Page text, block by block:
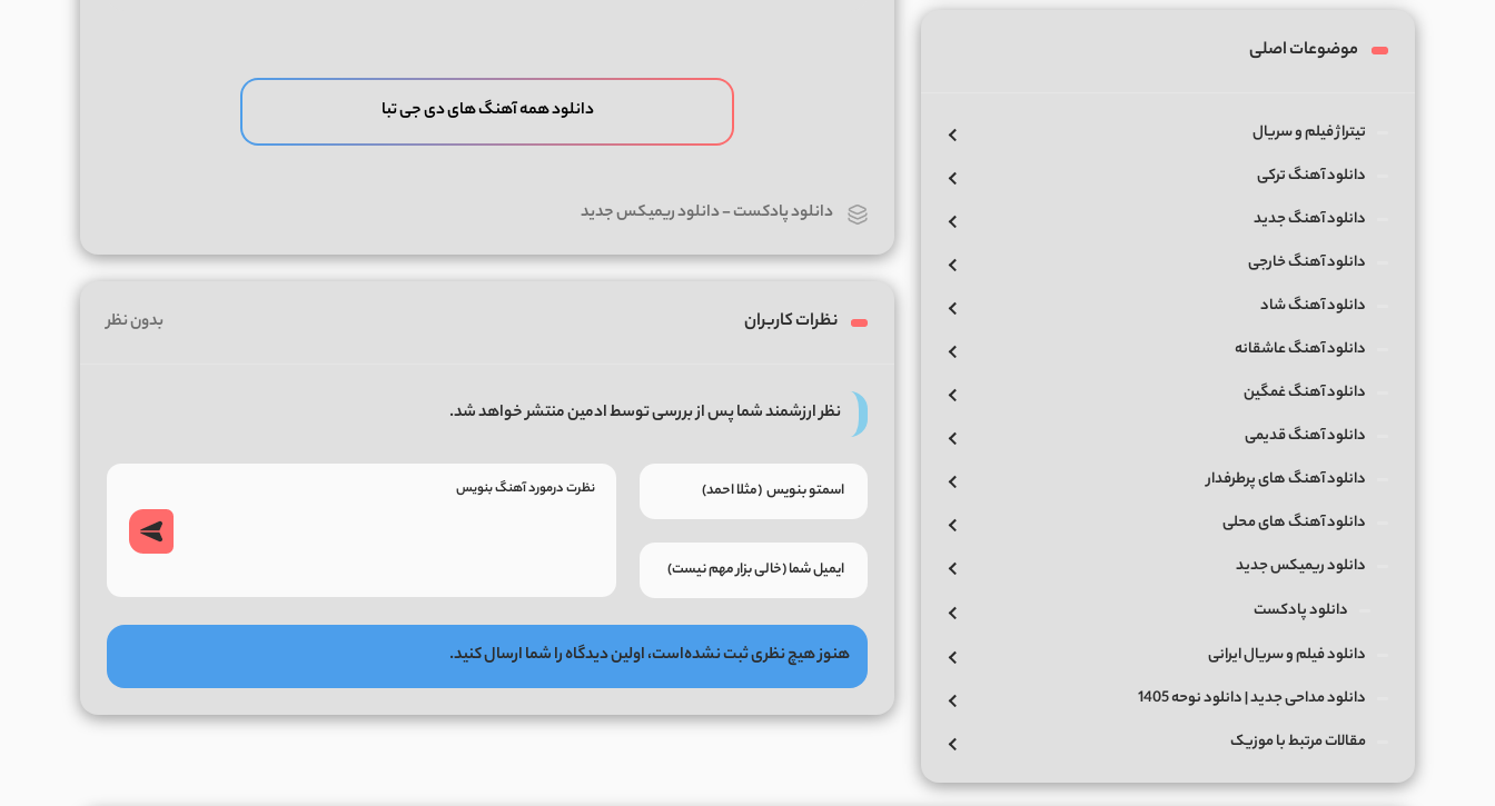
دانلود همه آهنگ های دی جی تبا
دانلود پادکست-دانلود ریمیکس جدید
نظرات کاربران بدون نظر
نظر ارزشمند شما پس از بررسی توسط ادمین منتشر خواهد شد.
هنوز هیچ نظری ثبت نشده‌است، اولین دیدگاه را شما ارسال کنید.
موضوعات اصلی
تیتراژ فیلم و سریال
دانلود آهنگ ترکی
دانلود آهنگ جدید
دانلود آهنگ خارجی
دانلود آهنگ شاد
دانلود آهنگ عاشقانه
دانلود آهنگ غمگین
دانلود آهنگ قدیمی
دانلود آهنگ های پرطرفدار
دانلود آهنگ های محلی
دانلود ریمیکس جدید
دانلود پادکست
دانلود فیلم و سریال ایرانی
دانلود مداحی جدید | دانلود نوحه 1405
مقالات مرتبط با موزیک